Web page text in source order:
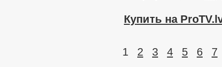
Купить на
1 2 3 4 5 6 7